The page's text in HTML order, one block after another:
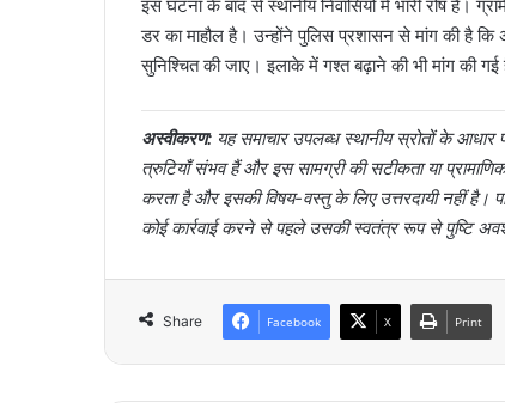
इस घटना के बाद से स्थानीय निवासियों में भारी रोष है।
डर का माहौल है। उन्होंने पुलिस प्रशासन से मांग की है कि
सुनिश्चित की जाए। इलाके में गश्त बढ़ाने की भी मांग की
अस्वीकरण: यह समाचार उपलब्ध स्थानीय स्रोतों के
त्रुटियाँ संभव हैं और इस सामग्री की सटीकता या
करता है और इसकी विषय-वस्तु के लिए उत्तरदायी नहीं है।
कोई कार्रवाई करने से पहले उसकी स्वतंत्र रूप से पुष्टि
Share Facebook X Print